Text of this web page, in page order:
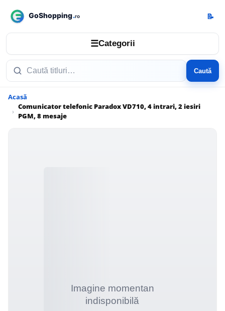
☰Categorii
Caută
📝
Acasă
Comunicator telefonic Paradox VD710, 4 intrari, 2 iesiri
PGM, 8 mesaje